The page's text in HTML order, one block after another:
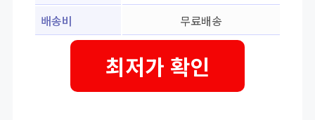
배송비
무료배송
최저가 확인